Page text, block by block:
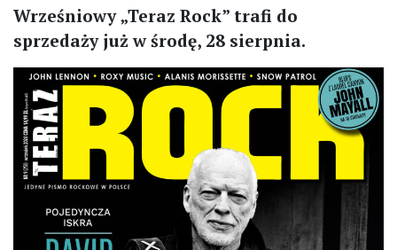
Wrześniowy „Teraz Rock” trafi do
sprzedaży już w środę, 28 sierpnia.